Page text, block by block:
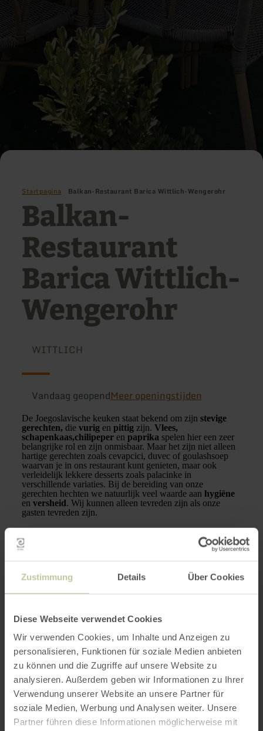
Zustimmung Details Über Cookies
Diese Webseite verwendet Cookies
Wir verwenden Cookies, um Inhalte und Anzeigen zu
personalisieren, Funktionen für soziale Medien anbieten
zu können und die Zugriffe auf unsere Website zu
analysieren. Außerdem geben wir Informationen zu Ihrer
Verwendung unserer Website an unsere Partner für
soziale Medien, Werbung und Analysen weiter. Unsere
Partner führen diese Informationen möglicherweise mit
Startpagina Balkan-Restaurant Barica Wittlich-Wengerohr
Balkan-
Restaurant
Barica Wittlich-
Wengerohr
WITTLICH
Vandaag geopendMeer openingstijden
De Joegoslavische keuken staat bekend om zijnstevige
gerechten,dievurig enpittig zijn.Vlees,
schapenkaas,chilipeper enpaprika spelen hier een zeer
belangrijke rol en zijn onmisbaar. Maar het zijn niet alleen
hartige gerechten zoals cevapcici, duvec of goulashsoep
waarvan je in ons restaurant kunt genieten, maar ook
verleidelijk lekkere desserts zoals palacinke in
verschillende variaties. Bij de bereiding van onze
gerechten hechten we natuurlijk veel waarde aan hygiëne
enversheid. Wij kunnen alleen tevreden zijn als onze
gasten tevreden zijn.
Meer informatie
Openingstijden
Kenmerken / bijzonderheden
Categorieën